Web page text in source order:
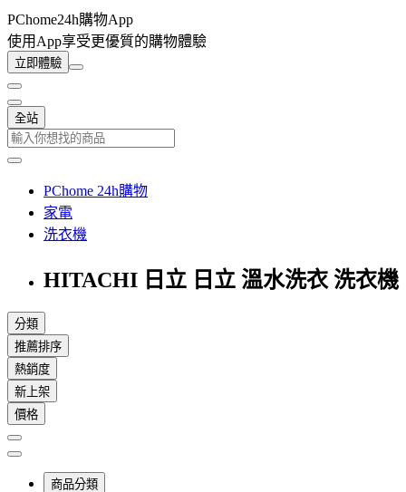
PChome24h購物App
使用App享受更優質的購物體驗
立即體驗
全站
PChome 24h購物
家電
洗衣機
HITACHI 日立 日立 溫水洗衣 洗衣機
分類
推薦排序
熱銷度
新上架
價格
商品分類